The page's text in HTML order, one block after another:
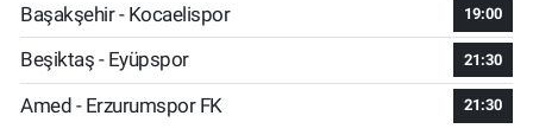
Başakşehir - Kocaelispor
19:00
Beşiktaş - Eyüpspor 21:30
Amed - Erzurumspor FK 21:30